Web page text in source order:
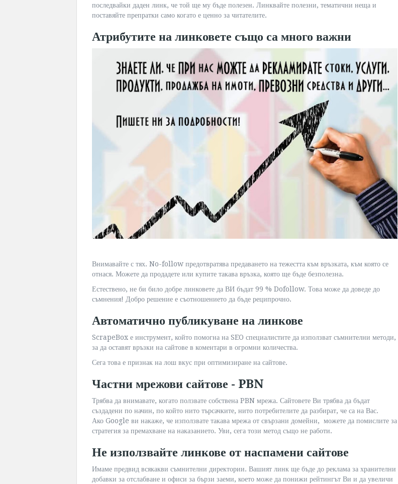
последвайки даден линк, че той ще му бъде полезен. Линквайте полезни, тематични неща и
поставяйте препратки само когато е ценно за читателите.
Атрибутите на линковете също са много важни
Внимавайте с тях. No-follow предотвратява предаването на тежестта към връзката, към която се
отнася. Можете да продадете или купите такава връзка, която ще бъде безполезна.
Естествено, не би било добре линковете да ВИ бъдат 99 % Dofollow. Това може да доведе до
съмнения! Добро решение е съотношението да бъде реципрочно.
Автоматично публикуване на линкове
ScrapeBox е инструмент, който помогна на SEO специалистите да използват съмнителни методи,
за да оставят връзки на сайтове в коментари в огромни количества.
Сега това е признак на лош вкус при оптимизиране на сайтове.
Частни мрежови сайтове - PBN
Трябва да внимавате, когато ползвате собствена PBN мрежа. Сайтовете Ви трябва да бъдат
създадени по начин, по който нито търсачките, нито потребителите да разбират, че са на Вас.
Ако Google ви накаже, че използвате такава мрежа от свързани домейни, можете да помислите за
стратегия за премахване на наказанието. Уви, сега този метод също не работи.
Не използвайте линкове от наспамени сайтове
Имаме предвид всякакви съмнителни директории. Вашият линк ще бъде до реклама за хранителни
добавки за отслабване и офиси за бързи заеми, което може да понижи рейтингът Ви и да увеличи